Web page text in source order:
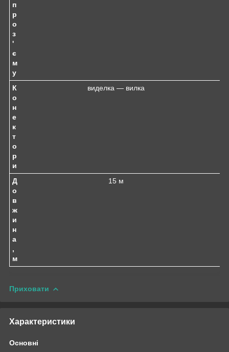
п
р
о
з
'
є
м
у
К
о
н
е
к
т
о
р
и
виделка — вилка
Д
о
в
ж
и
н
а
,
м
15 м
Приховати
Характеристики
Основні